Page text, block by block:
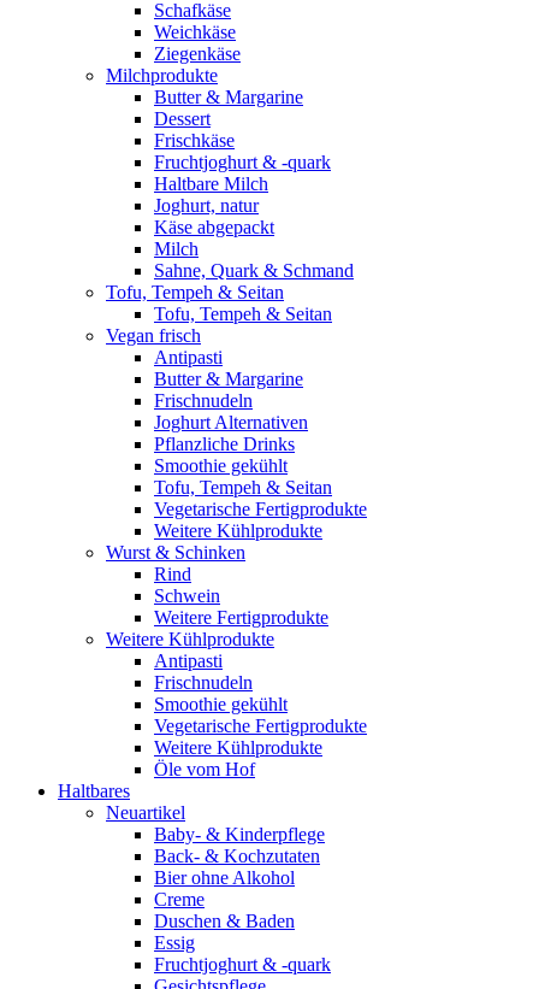
Schafkäse
Weichkäse
Ziegenkäse
Milchprodukte
Butter & Margarine
Dessert
Frischkäse
Fruchtjoghurt & -quark
Haltbare Milch
Joghurt, natur
Käse abgepackt
Milch
Sahne, Quark & Schmand
Tofu, Tempeh & Seitan
Tofu, Tempeh & Seitan
Vegan frisch
Antipasti
Butter & Margarine
Frischnudeln
Joghurt Alternativen
Pflanzliche Drinks
Smoothie gekühlt
Tofu, Tempeh & Seitan
Vegetarische Fertigprodukte
Weitere Kühlprodukte
Wurst & Schinken
Rind
Schwein
Weitere Fertigprodukte
Weitere Kühlprodukte
Antipasti
Frischnudeln
Smoothie gekühlt
Vegetarische Fertigprodukte
Weitere Kühlprodukte
Öle vom Hof
Haltbares
Neuartikel
Baby- & Kinderpflege
Back- & Kochzutaten
Bier ohne Alkohol
Creme
Duschen & Baden
Essig
Fruchtjoghurt & -quark